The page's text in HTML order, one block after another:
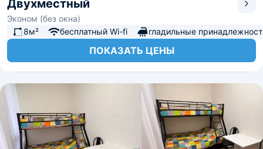
Двухместный
Эконом (без окна)
8м²
бесплатный Wi-fi гладильные
ПОКАЗАТЬ ЦЕНЫ